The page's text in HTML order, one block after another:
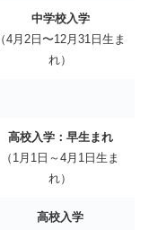
中学校入学
（4月2日〜12月31日生ま
れ）
高校入学：早生まれ
（1月1日～4月1日生ま
れ）
高校入学